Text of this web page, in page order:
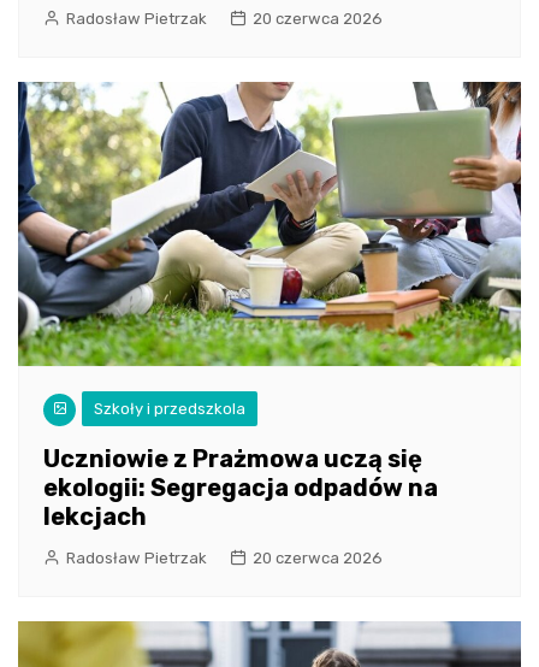
Radosław Pietrzak 20 czerwca 2026
Szkoły i przedszkola
Uczniowie z Prażmowa uczą się
ekologii: Segregacja odpadów na
lekcjach
Radosław Pietrzak 20 czerwca 2026